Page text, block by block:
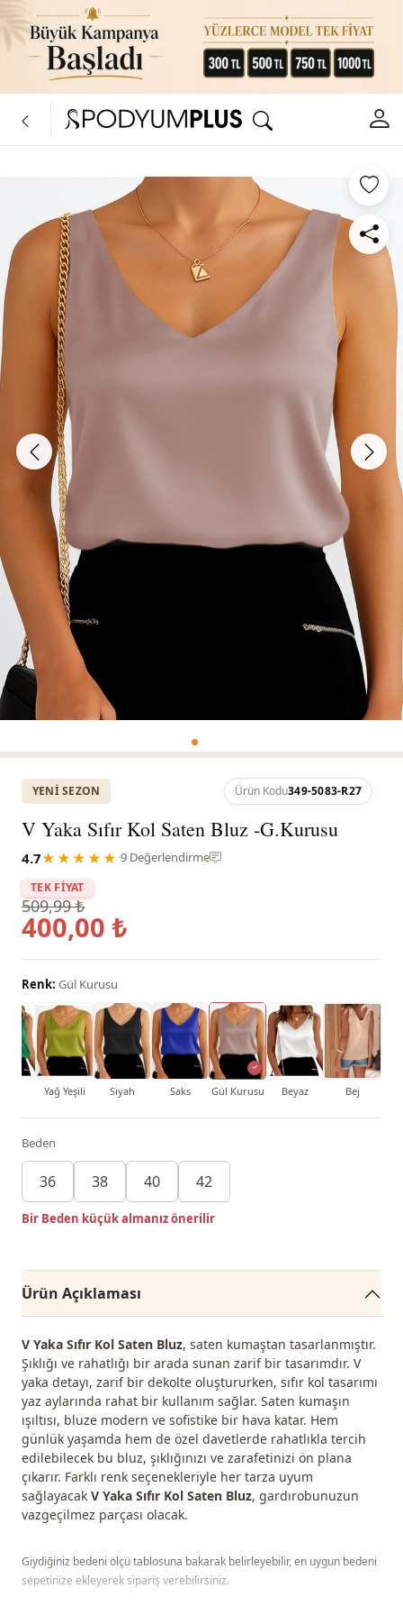
YENI SEZON Ürün Kodu349-5083-R27
V Yaka Sıfır Kol Saten Bluz -G.Kurusu
4.7★★★★★ ·9 Değerlendirme
TEK FİYAT
509,99 ₺
400,00 ₺
Renk: Gül Kurusu
Yağ Yeşili Siyah Saks Gül Kurusu Beyaz Bej
Beden
36 38 40 42
Bir Beden küçük almanız önerilir
Ürün Açıklaması
V Yaka Sıfır Kol Saten Bluz, saten kumaştan tasarlanmıştır.
Şıklığı ve rahatlığı bir arada sunan zarif bir tasarımdır. V
yaka detayı, zarif bir dekolte oluştururken, sıfır kol tasarımı
yaz aylarında rahat bir kullanım sağlar. Saten kumaşın
ışıltısı, bluze modern ve sofistike bir hava katar. Hem
günlük yaşamda hem de özel davetlerde rahatlıkla tercih
edilebilecek bu bluz, şıklığınızı ve zarafetinizi ön plana
çıkarır. Farklı renk seçenekleriyle her tarza uyum
sağlayacak V Yaka Sıfır Kol Saten Bluz, gardırobunuzun
vazgeçilmez parçası olacak.
Giydiğiniz bedeni ölçü tablosuna bakarak belirleyebilir, en uygun bedeni
sepetinize ekleyerek sipariş verebilirsiniz.